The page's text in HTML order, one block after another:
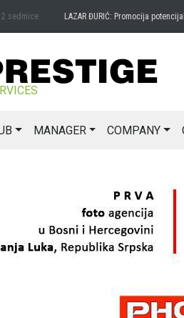
LAZAR ĐURIĆ: Promocija potencijal
MANAGER COMPANY